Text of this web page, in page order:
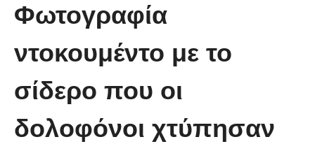
πρώτη στιγμή και συγκίνησε το
νοηματική με ένα μικρό κορίτσι
Φωτογραφία
ντοκουμέντο με το
σίδερο που οι
δολοφόνοι χτύπησαν